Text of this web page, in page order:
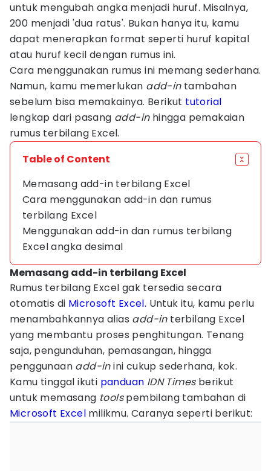
untuk mengubah angka menjadi huruf. Misalnya,
200 menjadi 'dua ratus'. Bukan hanya itu, kamu
dapat menerapkan format seperti huruf kapital
atau huruf kecil dengan rumus ini.
Cara menggunakan rumus ini memang sederhana.
Namun, kamu memerlukan add-intambahan
sebelum bisa memakainya. Berikut tutorial
lengkap dari pasang add-inhingga pemakaian
rumus terbilang Excel.
Table of Content
Memasang add-in terbilang Excel
Cara menggunakan add-in dan rumus
terbilang Excel
Menggunakan add-in dan rumus terbilang
Excel angka desimal
Memasang add-in terbilang Excel
Rumus terbilang Excel gak tersedia secara
otomatis di Microsoft Excel. Untuk itu, kamu perlu
menambahkannya alias add-interbilang Excel
yang membantu proses penghitungan. Tenang
saja, pengunduhan, pemasangan, hingga
penggunaan add-inini cukup sederhana, kok.
Kamu tinggal ikuti panduan IDN Timesberikut
untuk memasang toolspembilang tambahan di
Microsoft Excel milikmu. Caranya seperti berikut: